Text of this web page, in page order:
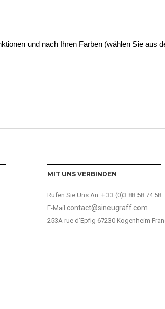
und nach Ihren Farben (wählen Sie aus
MIT UNS VERBINDEN
Rufen Sie Uns An: + 33 (0)3 88 58 74 58
E-Mail contact@sineugraff.com
253A rue d’Epfig 67230 Kogenheim